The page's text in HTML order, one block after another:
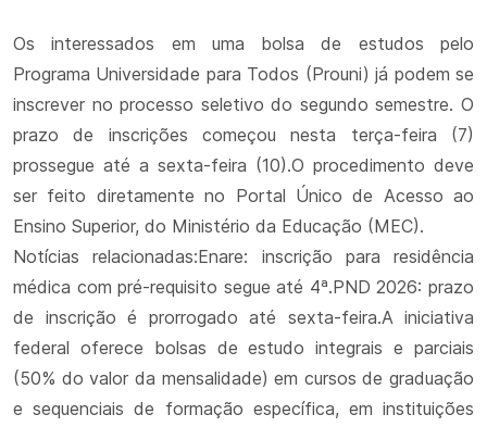
Os interessados em uma bolsa de estudos pelo
Programa Universidade para Todos (Prouni) já podem se
inscrever no processo seletivo do segundo semestre. O
prazo de inscrições começou nesta terça-feira (7)
prossegue até a sexta-feira (10).O procedimento deve
ser feito diretamente no Portal Único de Acesso ao
Ensino Superior, do Ministério da Educação (MEC).
Notícias relacionadas:Enare: inscrição para residência
médica com pré-requisito segue até 4ª.PND 2026: prazo
de inscrição é prorrogado até sexta-feira.A iniciativa
federal oferece bolsas de estudo integrais e parciais
(50% do valor da mensalidade) em cursos de graduação
e sequenciais de formação específica, em instituições